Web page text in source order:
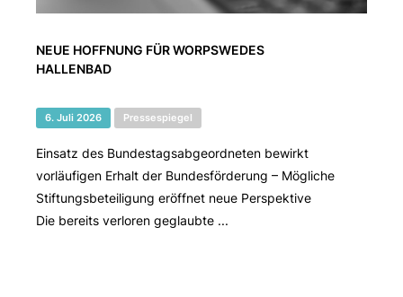
NEUE HOFFNUNG FÜR WORPSWEDES
HALLENBAD
6. Juli 2026 Pressespiegel
Einsatz des Bundestagsabgeordneten bewirkt
vorläufigen Erhalt der Bundesförderung – Mögliche
Stiftungsbeteiligung eröffnet neue Perspektive
Die bereits verloren geglaubte ...